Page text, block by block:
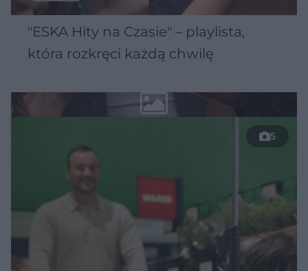
"ESKA Hity na Czasie" – playlista,
która rozkręci każdą chwilę
5